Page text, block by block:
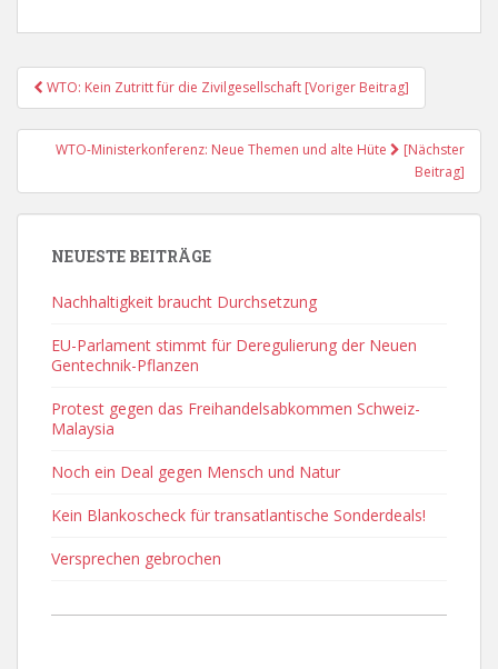
Post
Navigation
WTO: Kein Zutritt für die Zivilgesellschaft [Voriger Beitrag]
WTO-Ministerkonferenz: Neue Themen und alte Hüte
[Nächster
Beitrag]
NEUESTE BEITRÄGE
Nachhaltigkeit braucht Durchsetzung
EU-Parlament stimmt für Deregulierung der Neuen
Gentechnik-Pflanzen
Protest gegen das Freihandelsabkommen Schweiz-
Malaysia
Noch ein Deal gegen Mensch und Natur
Kein Blankoscheck für transatlantische Sonderdeals!
Versprechen gebrochen